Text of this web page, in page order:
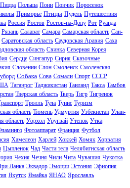
Пицца Польша Пони Пончик Поросенок
Приморье Птицы Пудель Путешествия
Россия Ростов Ростов-на-Дону Рот Руанда
Рязань Салават Самара Самарская область Сан-
Саратовская область Саудовская Аравия Саха
область Свинка Северная Корея
Сердце Сингапур Сирия Сказочные
Словении Слон Смоленск Смоленская
Собака Сова Сомали Спорт СССР
Таганрог Таджикистан Таиланд Такса Тамбов
Тверская область Тверь Тигр Тигренок
Тролль Тула Тунис Туризм
область Тюмень Удмуртия Узбекистан Улан-
область Уорхол Уругвай Утенок Утка
Фотоаппарат Франция Футбол
Хамелеон Харлей Хоккей Хомяк Хорватия
Цыпленок Чад Части тела Челябигнская область
Чехия Чечня Чили Чита Чувашия Чукотка
Ланка Эквадор Эмоции Эстония Эфиопия
Якутск Ямайка ЯНАО Ярославль